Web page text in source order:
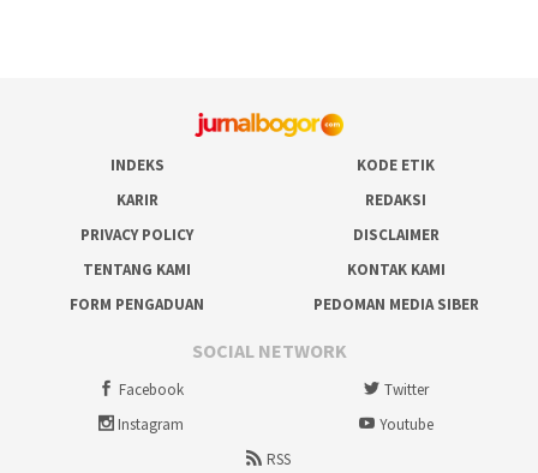
INDEKS
KODE ETIK
KARIR
REDAKSI
PRIVACY POLICY
DISCLAIMER
TENTANG KAMI
KONTAK KAMI
FORM PENGADUAN
PEDOMAN MEDIA SIBER
SOCIAL NETWORK
Facebook
Twitter
Instagram
Youtube
RSS